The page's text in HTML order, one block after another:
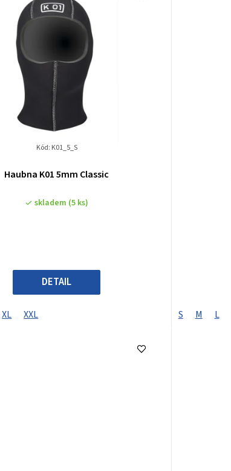
Haubna K01 5mm Classic
skladem (5 ks)
DETAIL
XL XXL
Kód: K01_5_S
S M L